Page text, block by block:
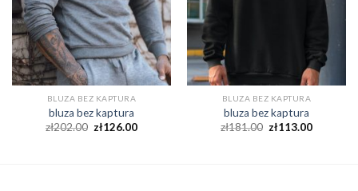
BLUZA BEZ KAPTURA
bluza bez kaptura
zł202.00 zł126.00
BLUZA BEZ KAPTURA
bluza bez kaptura
zł181.00 zł113.00